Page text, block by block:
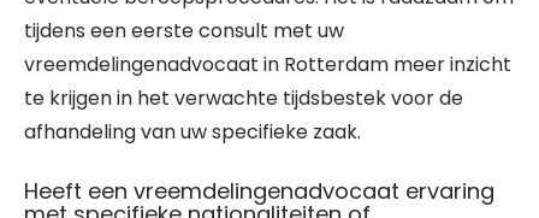
tijdens een eerste consult met uw
vreemdelingenadvocaat in Rotterdam meer inzicht
te krijgen in het verwachte tijdsbestek voor de
afhandeling van uw specifieke zaak.
Heeft een vreemdelingenadvocaat ervaring